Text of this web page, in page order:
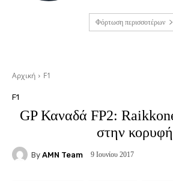
Φόρτωση περισσοτέρων